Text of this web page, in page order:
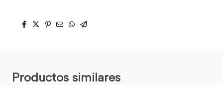
Productos similares